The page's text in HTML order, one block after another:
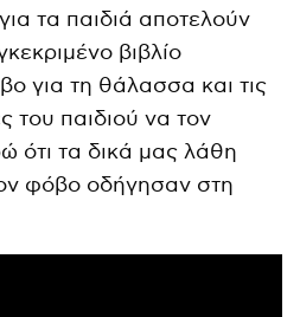
τα παιδιά αποτελούν
βιβλίο
για τη θάλασσα και τις
του παιδιού να τον
ότι τα δικά μας λάθη
φόβο οδήγησαν στη